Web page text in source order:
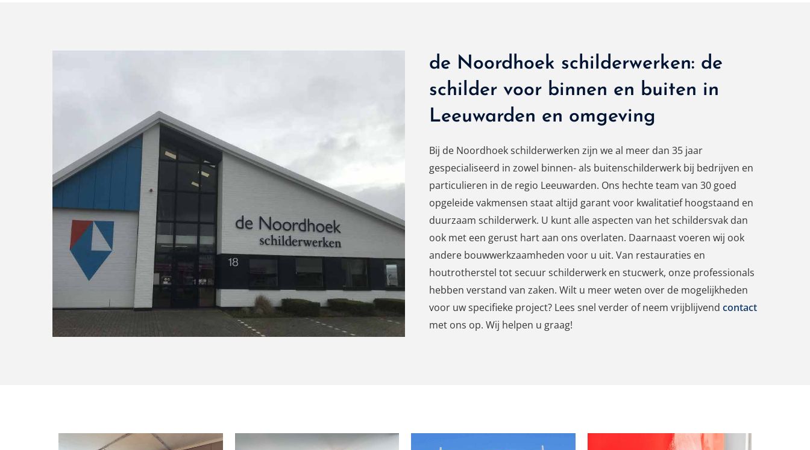
de Noordhoek schilderwerken: de
schilder voor binnen en buiten in
Leeuwarden en omgeving
Bij de Noordhoek schilderwerken zijn we al meer dan 35 jaar
gespecialiseerd in zowel binnen- als buitenschilderwerk bij bedrijven en
particulieren in de regio Leeuwarden. Ons hechte team van 30 goed
opgeleide vakmensen staat altijd garant voor kwalitatief hoogstaand en
duurzaam schilderwerk. U kunt alle aspecten van het schildersvak dan
ook met een gerust hart aan ons overlaten. Daarnaast voeren wij ook
andere bouwwerkzaamheden voor u uit. Van restauraties en
houtrotherstel tot secuur schilderwerk en stucwerk, onze professionals
hebben verstand van zaken. Wilt u meer weten over de mogelijkheden
voor uw specifieke project? Lees snel verder of neem vrijblijvend contact
met ons op. Wij helpen u graag!